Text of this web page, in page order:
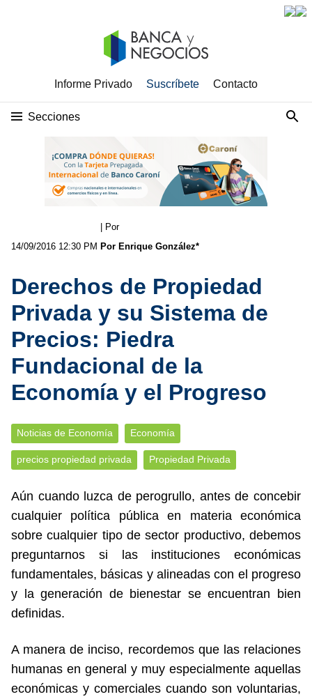
Informe Privado Suscríbete Contacto
Secciones
14/09/2016 12:30 PM
| Por
Por Enrique González*
Derechos de Propiedad
Privada y su Sistema de
Precios: Piedra
Fundacional de la
Economía y el Progreso
Noticias de Economía Economía
precios propiedad privada Propiedad Privada
Aún cuando luzca de perogrullo, antes de concebir
cualquier política pública en materia económica
sobre cualquier tipo de sector productivo, debemos
preguntarnos si las instituciones económicas
fundamentales, básicas y alineadas con el progreso
y la generación de bienestar se encuentran bien
definidas.
A manera de inciso, recordemos que las relaciones
humanas en general y muy especialmente aquellas
económicas y comerciales cuando son voluntarias,